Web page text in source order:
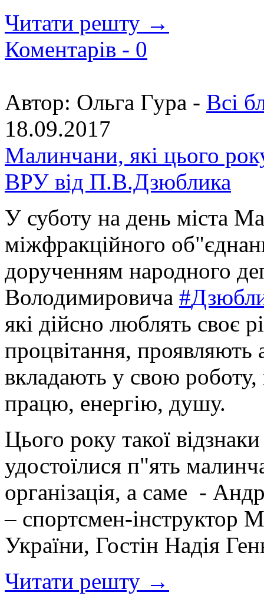
Читати решту →
Коментарів - 0
Автор: Ольга Гура - Всі
18.09.2017
Малинчани, які цього
ВРУ від П.В.Дзюблика
У суботу на день міста
міжфракційного
дорученням народного
Володимировича #
які дійсно люблять своє
процвітання,
вкладають у свою роботу,
працю, енергію, душу.
Цього року такої
удостоїлися п"ять
організація, а саме -
– спортсмен-інструктор
України, Гостін Надія
Читати решту →